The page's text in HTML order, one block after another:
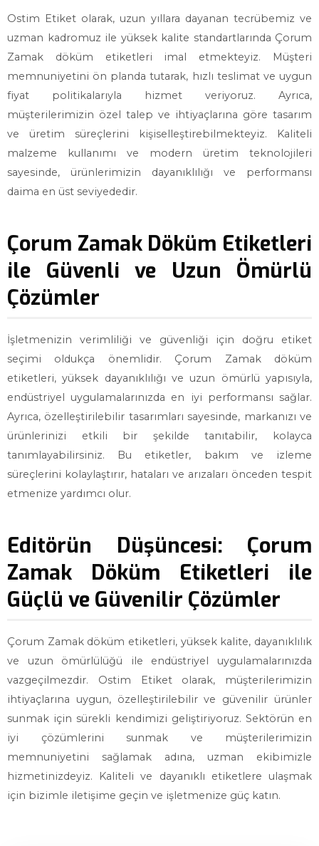
Ostim Etiket olarak, uzun yıllara dayanan tecrübemiz ve
uzman kadromuz ile yüksek kalite standartlarında Çorum
Zamak döküm etiketleri imal etmekteyiz. Müşteri
memnuniyetini ön planda tutarak, hızlı teslimat ve uygun
fiyat politikalarıyla hizmet veriyoruz. Ayrıca,
müşterilerimizin özel talep ve ihtiyaçlarına göre tasarım
ve üretim süreçlerini kişiselleştirebilmekteyiz. Kaliteli
malzeme kullanımı ve modern üretim teknolojileri
sayesinde, ürünlerimizin dayanıklılığı ve performansı
daima en üst seviyededir.
Çorum Zamak Döküm Etiketleri
ile Güvenli ve Uzun Ömürlü
Çözümler
İşletmenizin verimliliği ve güvenliği için doğru etiket
seçimi oldukça önemlidir. Çorum Zamak döküm
etiketleri, yüksek dayanıklılığı ve uzun ömürlü yapısıyla,
endüstriyel uygulamalarınızda en iyi performansı sağlar.
Ayrıca, özelleştirilebilir tasarımları sayesinde, markanızı ve
ürünlerinizi etkili bir şekilde tanıtabilir, kolayca
tanımlayabilirsiniz. Bu etiketler, bakım ve izleme
süreçlerini kolaylaştırır, hataları ve arızaları önceden tespit
etmenize yardımcı olur.
Editörün Düşüncesi: Çorum
Zamak Döküm Etiketleri ile
Güçlü ve Güvenilir Çözümler
Çorum Zamak döküm etiketleri, yüksek kalite, dayanıklılık
ve uzun ömürlülüğü ile endüstriyel uygulamalarınızda
vazgeçilmezdir. Ostim Etiket olarak, müşterilerimizin
ihtiyaçlarına uygun, özelleştirilebilir ve güvenilir ürünler
sunmak için sürekli kendimizi geliştiriyoruz. Sektörün en
iyi çözümlerini sunmak ve müşterilerimizin
memnuniyetini sağlamak adına, uzman ekibimizle
hizmetinizdeyiz. Kaliteli ve dayanıklı etiketlere ulaşmak
için bizimle iletişime geçin ve işletmenize güç katın.